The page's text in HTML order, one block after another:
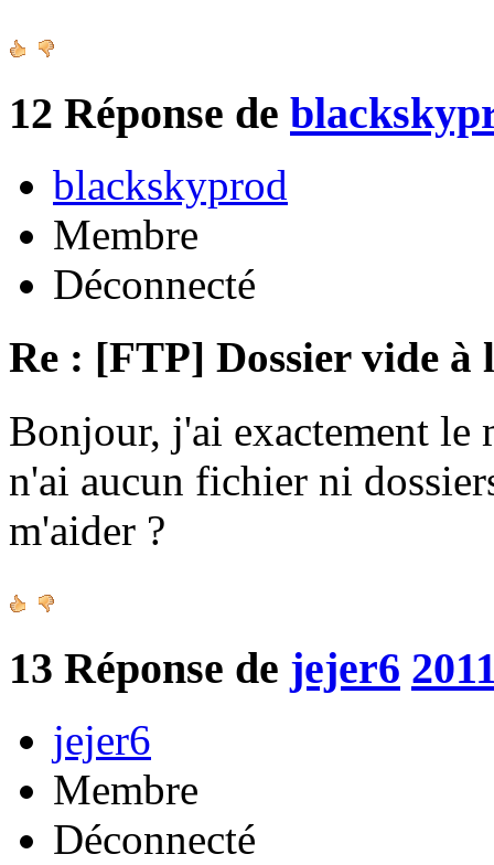
12 Réponse de
blackskyprod
Membre
Déconnecté
Re : [FTP] Dossier vide à
Bonjour, j'ai exactement le
n'ai aucun fichier ni
m'aider ?
13 Réponse de jejer6
jejer6
Membre
Déconnecté